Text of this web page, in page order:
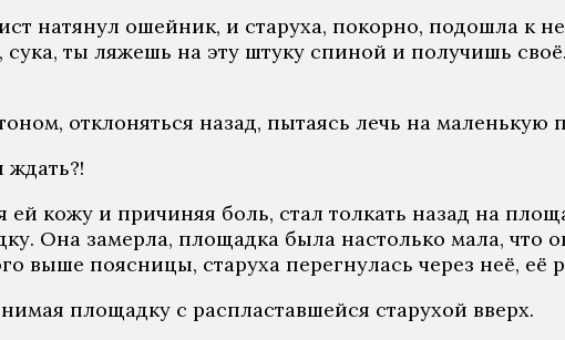
натянул ошейник, и старуха, покорно, подошла к
ты ляжешь на эту штуку спиной и получишь
отклоняться назад, пытаясь лечь на маленькую
кожу и причиняя боль, стал толкать назад на
Она замерла, площадка была настолько мала, что
выше поясницы, старуха перегнулась через неё, её
площадку с распластавшейся старухой вверх.